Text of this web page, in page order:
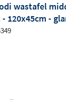
wastafel
120x45cm -